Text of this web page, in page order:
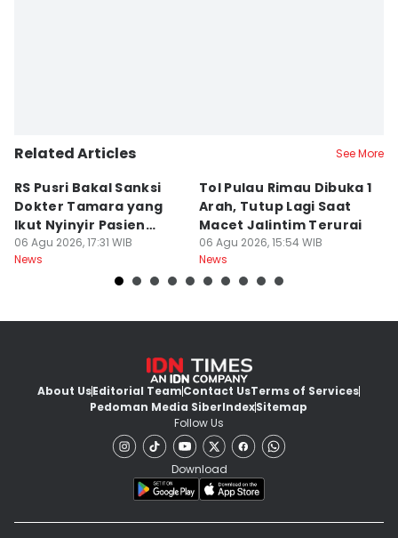
Related Articles See More
RS Pusri Bakal Sanksi
Dokter Tamara yang
Ikut Nyinyir Pasien
Yurizal
06 Agu 2026, 17:31 WIB
News
Tol Pulau Rimau Dibuka 1
Arah, Tutup Lagi Saat
Macet Jalintim Terurai
06 Agu 2026, 15:54 WIB
News
About UsEditorial TeamContact UsTerms of Services
Pedoman Media SiberIndexSitemap
Follow Us
Download